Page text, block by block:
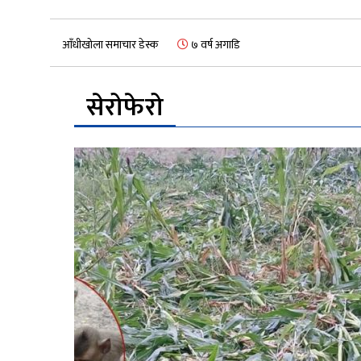
आँधीखोला समाचार डेस्क ७ वर्ष अगाडि
सेरोफेरो